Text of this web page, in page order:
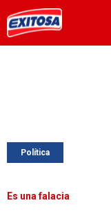
Política
Es una falacia